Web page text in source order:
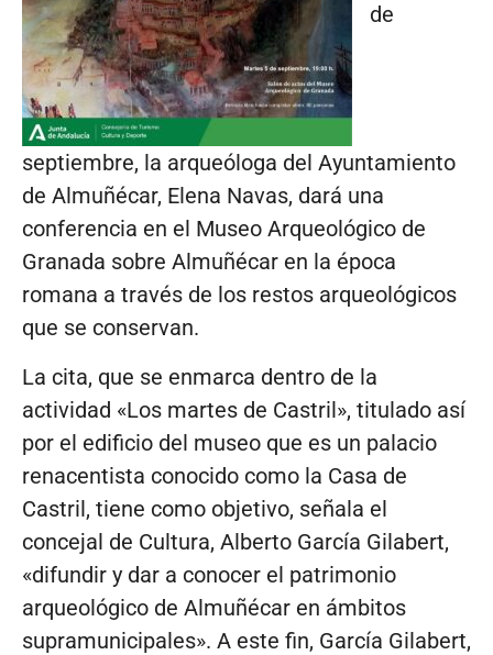
de
septiembre, la arqueóloga del Ayuntamiento
de Almuñécar, Elena Navas, dará una
conferencia en el Museo Arqueológico de
Granada sobre Almuñécar en la época
romana a través de los restos arqueológicos
que se conservan.
La cita, que se enmarca dentro de la
actividad «Los martes de Castril», titulado así
por el edificio del museo que es un palacio
renacentista conocido como la Casa de
Castril, tiene como objetivo, señala el
concejal de Cultura, Alberto García Gilabert,
«difundir y dar a conocer el patrimonio
arqueológico de Almuñécar en ámbitos
supramunicipales». A este fin, García Gilabert,